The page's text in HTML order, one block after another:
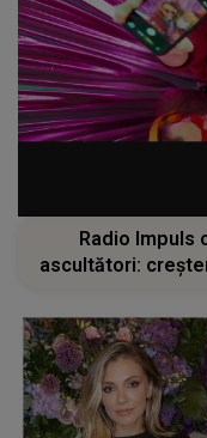
Radio Impuls
ascultători: